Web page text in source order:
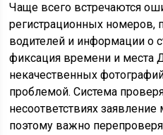
Чаще всего встречаются
регистрационных номеров,
водителей и информации о
фиксация времени и места
некачественных
проблемой. Система
несоответствиях
поэтому важно